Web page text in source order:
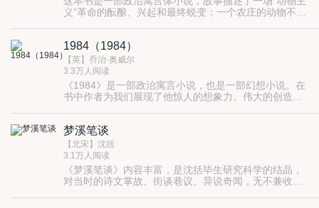
义”革命的酝酿、兴起和最终蜕变；一个农庄的动物不堪
庄园”，奉行“所有动物一律平等”；之后，两只处于领导
地位的猪为了权力而互相倾轧，胜利者一方宣布另一方
是叛徒、内奸。此后，获取了领导权的猪拥有了越来越
大的权力，成为新的特权阶级；动物们稍有不满，便会
招致血腥的清洗：农庄的理想被修正为“有的动物较之其
他动物更为平等”，动物们又回复到从前的悲惨状况。通
过本书我们可以了解到那个时代的政治特点。本书语言
幽默风趣、精练睿智，从中能体会到作者追求平等，追
求自由的精神。
1984（1984）
【英】乔治·奥威尔
3.3万人阅读
《1984》是一部政治寓言小说，也是一部幻想小说。在
书中作者为我们展现了他惊人的想象力、伟大的创造
三个大国瓜分后的社会场景，主人公正处在三国之一“大
洋国”，此时的世界战火纷飞，国家高度集权，以统一历
史和语言、拆散家庭等方式维持运转，监视人们的行
为，控制人们的思想。书中的每一个场景都触目惊心。
梦溪笔谈
【北宋】沈括
3.1万人阅读
《梦溪笔谈》内容丰富，是沈括毕生研究科学的结晶，
对当时的诗文掌故、街谈巷议、异说奇闻，无不兼收并